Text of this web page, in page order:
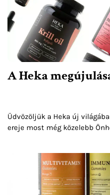
A Heka
Üdvözöljük a Heka új
ereje most még közelebb